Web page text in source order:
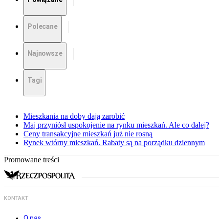
Polecane
Najnowsze
Tagi
Mieszkania na doby dają zarobić
Maj przyniósł uspokojenie na rynku mieszkań. Ale co dalej?
Ceny transakcyjne mieszkań już nie rosną
Rynek wtórny mieszkań. Rabaty są na porządku dziennym
Promowane treści
KONTAKT